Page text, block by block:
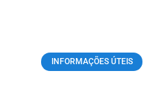
INFORMAÇÕES ÚTEIS